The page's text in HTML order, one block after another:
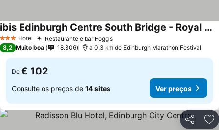
3 EstrelasHotel Restaurante e bar Fogg's
ibis Edinburgh Centre South Bridge - Royal Mile
8,2 Muito boa 18.306 a 0.3 km de Edinburgh Marathon Festival
De € 102
Consulte os preços de 14 sites Ver preços
Partilhar